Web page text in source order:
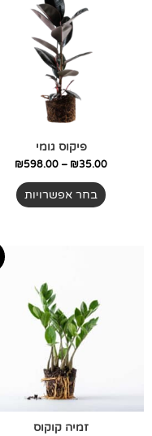
פיקוס גומי
₪35.00
–
₪598.00
בחר אפשרויות
יש
מספר
סוגים.
ניתן
לבחור
את
האפשרויות
המוצר
זמיה קוקוס
טווח
יש
מספר
סוגים.
ניתן
לבחור
את
האפשרויות
בעמוד
המוצר